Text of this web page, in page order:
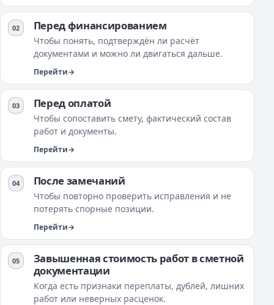
Перед финансированием
Чтобы понять, подтверждён ли расчёт
документами и можно ли двигаться дальше.
Перейти
Перед оплатой
Чтобы сопоставить смету, фактический состав
работ и документы.
Перейти
После замечаний
Чтобы повторно проверить исправления и не
потерять спорные позиции.
Перейти
Завышенная стоимость работ в сметной
документации
Когда есть признаки переплаты, дублей, лишних
работ или неверных расценок.